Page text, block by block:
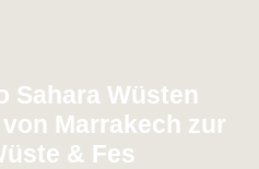
Sahara Wüsten
Marrakech zur
& Fes